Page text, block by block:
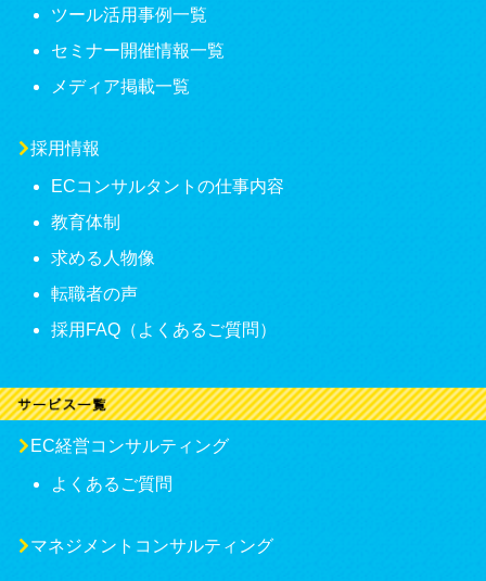
ツール活用事例一覧
セミナー開催情報一覧
メディア掲載一覧
採用情報
ECコンサルタントの仕事内容
教育体制
求める人物像
転職者の声
採用FAQ（よくあるご質問）
EC経営コンサルティング
よくあるご質問
マネジメントコンサルティング